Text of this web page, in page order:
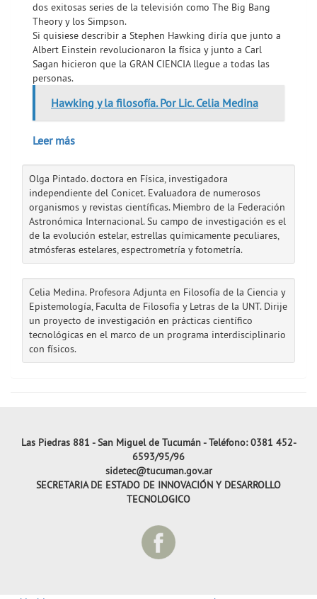
dos exitosas series de la televisión como The Big Bang
Theory y los Simpson.
Si quisiese describir a Stephen Hawking diría que junto a
Albert Einstein revolucionaron la física y junto a Carl
Sagan hicieron que la GRAN CIENCIA llegue a todas las
personas.
Hawking y la filosofía. Por Lic. Celia Medina
Leer más
Olga Pintado. doctora en Física, investigadora
independiente del Conicet. Evaluadora de numerosos
organismos y revistas científicas. Miembro de la Federación
Astronómica Internacional. Su campo de investigación es el
de la evolución estelar, estrellas químicamente peculiares,
atmósferas estelares, espectrometría y fotometría.
Celia Medina. Profesora Adjunta en Filosofía de la Ciencia y
Epistemología, Faculta de Filosofía y Letras de la UNT. Dirije
un proyecto de investigación en prácticas científico
tecnológicas en el marco de un programa interdisciplinario
con físicos.
Las Piedras 881 - San Miguel de Tucumán - Teléfono: 0381 452-
6593/95/96
sidetec@tucuman.gov.ar
SECRETARIA DE ESTADO DE INNOVACIÓN Y DESARROLLO
TECNOLOGICO